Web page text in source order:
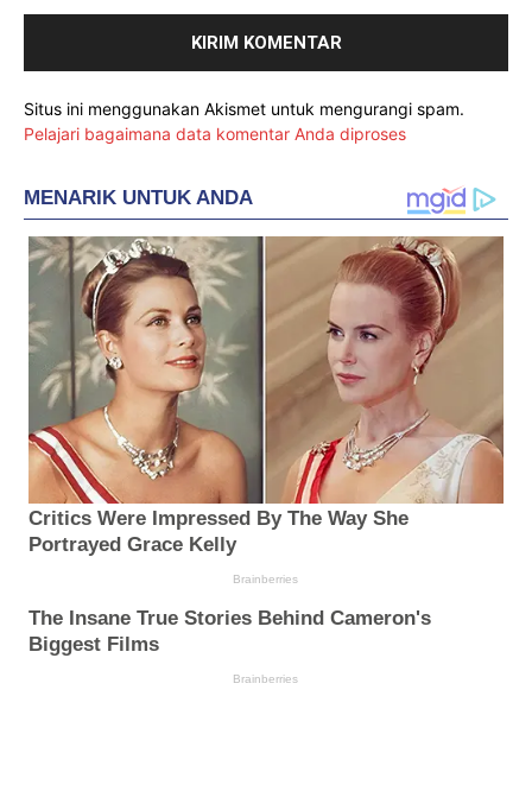
Situs ini menggunakan Akismet untuk mengurangi spam.
Pelajari bagaimana data komentar Anda diproses